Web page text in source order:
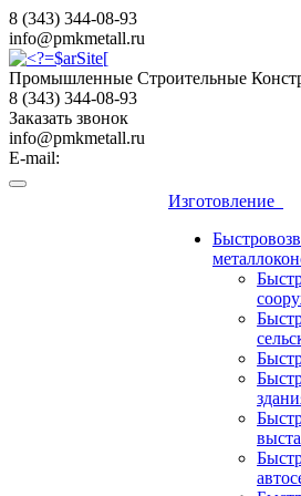
8 (343) 344-08-93
info@pmkmetall.ru
Промышленные Строительные
8 (343) 344-08-93
Заказать звонок
info@pmkmetall.ru
E-mail:
Изготовление